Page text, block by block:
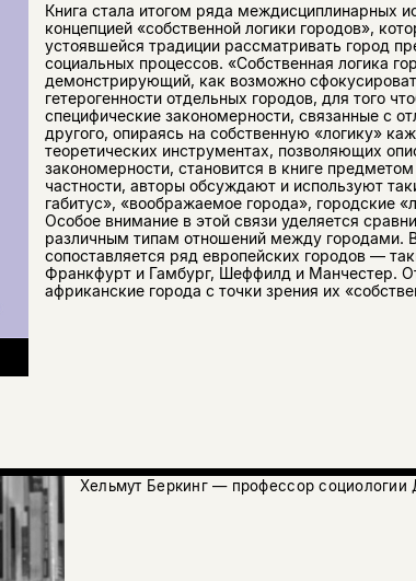
Книга стала итогом ряда междисциплинарных
концепцией «собственной логики городов»,
устоявшейся традиции рассматривать город
социальных процессов. «Собственная логика
демонстрирующий, как возможно
гетерогенности отдельных городов, для того
специфические закономерности, связанные с
другого, опираясь на собственную «логику»
теоретических инструментах, позволяющих
закономерности, становится в книге
частности, авторы обсуждают и используют
габитус», «воображаемое города», городские
Особое внимание в этой связи уделяется
различным типам отношений между городами.
сопоставляется ряд европейских городов —
Франкфурт и Гамбург, Шеффилд и Манчестер.
африканские города с точки зрения их
Хельмут Беркинг — профессор социологии